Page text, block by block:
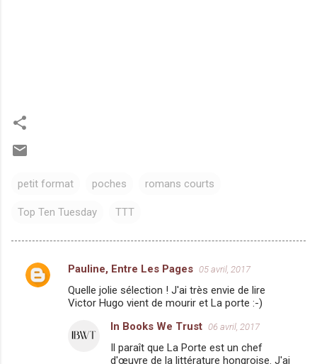
petit format poches romans courts
Top Ten Tuesday TTT
C
Pauline, Entre Les Pages 05 avril, 2017
Quelle jolie sélection ! J'ai très envie de lire
Victor Hugo vient de mourir et La porte :-)
In Books We Trust 06 avril, 2017
Il paraît que La Porte est un chef
d'œuvre de la littérature hongroise. J'ai